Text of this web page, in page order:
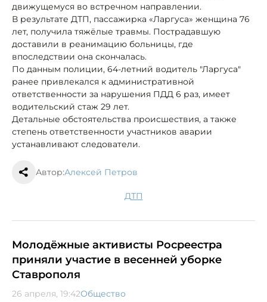
движущемуся во встречном направлении.
В результате ДТП, пассажирка «Ларгуса» женщина 76
лет, получила тяжёлые травмы. Пострадавшую
доставили в реанимацию больницы, где
впоследствии она скончалась.
По данным полиции, 64-летний водитель "Ларгуса"
ранее привлекался к административной
ответственности за нарушения ПДД 6 раз, имеет
водительский стаж 29 лет.
Детальные обстоятельства происшествия, а также
степень ответственности участников аварии
устанавливают следователи.
Автор:Алексей Петров
ДТП
Молодёжные активисты Росреестра
приняли участие в весенней уборке
Ставрополя
26 апреля, 19:42Общество